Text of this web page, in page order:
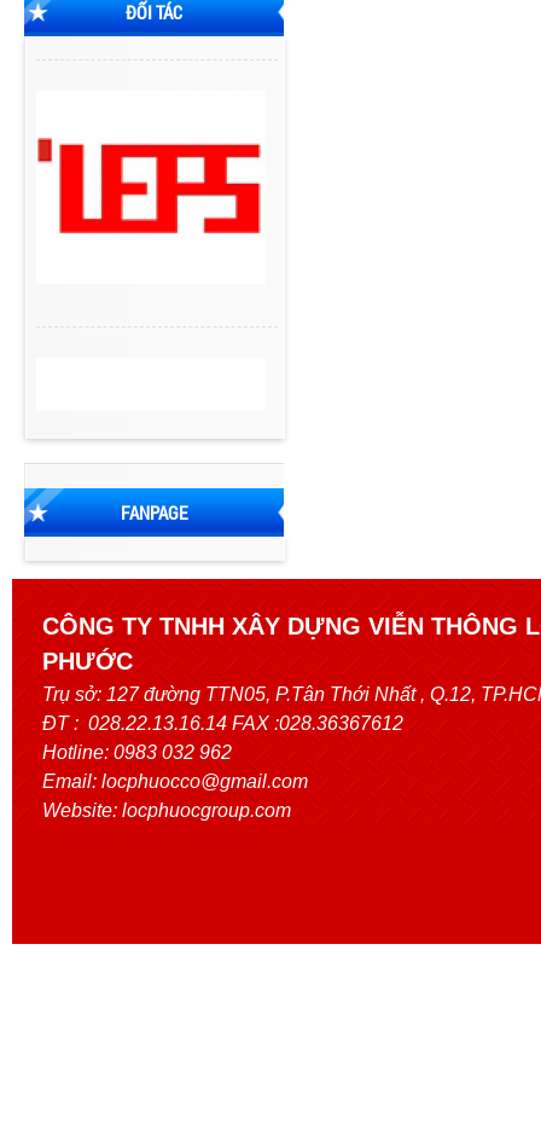
ĐỐI TÁC
FANPAGE
CÔNG TY TNHH XÂY DỰNG VIỄN THÔNG
PHƯỚC
Trụ sở: 127 đường TTN05, P.Tân Thới Nhất, Q.12,
ĐT : 028.22.13.16.14 FAX :028.36367612
Hotline: 0983 032 962
Email: locphuocco@gmail.com
Website: locphuocgroup.com